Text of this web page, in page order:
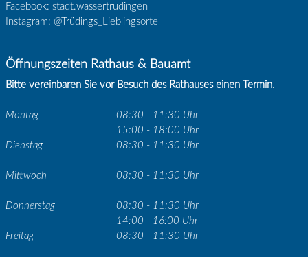
Facebook: stadt.wassertrudingen
Instagram: @Trüdings_Lieblingsorte
Öffnungszeiten Rathaus & Bauamt
Bitte vereinbaren Sie vor Besuch des Rathauses einen Termin.
Montag
08:30 - 11:30 Uhr
15:00 - 18:00 Uhr
Dienstag
08:30 - 11:30 Uhr
Mittwoch 08:30 - 11:30 Uhr
Donnerstag
08:30 - 11:30 Uhr
14:00 - 16:00 Uhr
Freitag
08:30 - 11:30 Uhr